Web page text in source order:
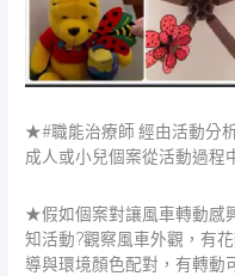
★#職能治療師 經由活動分
成人或小兒個案從活動過程
★假如個案對讓風車轉動感
知活動?觀察風車外觀，有
導與環境顏色配對，有轉動